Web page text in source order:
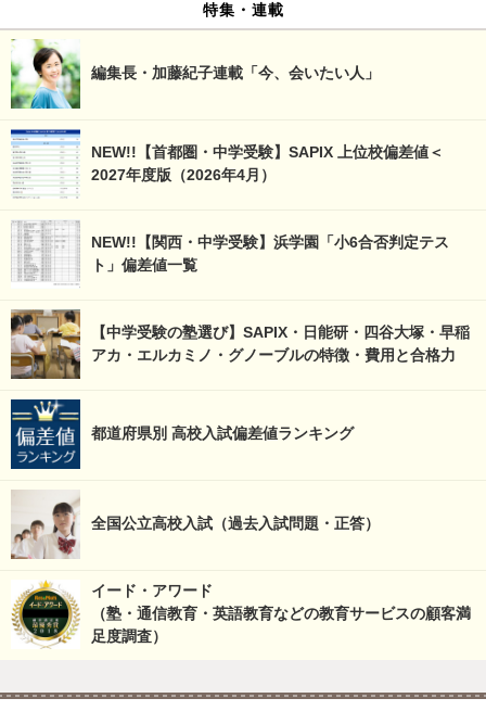
特集・連載
編集長・加藤紀子連載「今、会いたい人」
NEW!!【首都圏・中学受験】SAPIX 上位校偏差値＜
2027年度版（2026年4月）
NEW!!【関西・中学受験】浜学園「小6合否判定テス
ト」偏差値一覧
【中学受験の塾選び】SAPIX・日能研・四谷大塚・早稲
アカ・エルカミノ・グノーブルの特徴・費用と合格力
都道府県別 高校入試偏差値ランキング
全国公立高校入試（過去入試問題・正答）
イード・アワード
（塾・通信教育・英語教育などの教育サービスの顧客満
足度調査）